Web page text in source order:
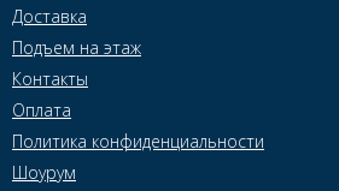
Доставка
Подъем на этаж
Контакты
Оплата
Политика конфиденциальности
Шоурум